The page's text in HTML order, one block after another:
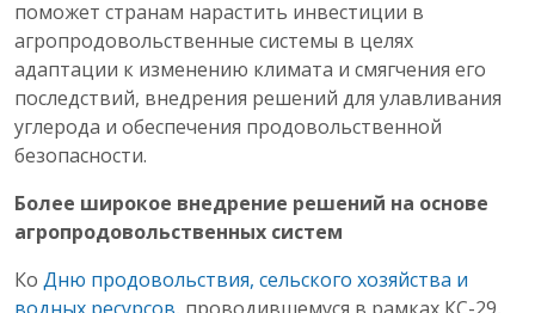
поможет странам нарастить инвестиции в
агропродовольственные системы в целях
адаптации к изменению климата и смягчения его
последствий, внедрения решений для улавливания
углерода и обеспечения продовольственной
безопасности.
Более широкое внедрение решений на основе
агропродовольственных систем
Ко Дню продовольствия, сельского хозяйства и